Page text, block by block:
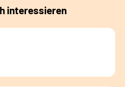
interessieren